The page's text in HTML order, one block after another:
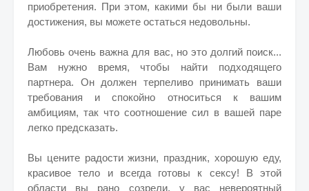
приобретения. При этом, какими бы ни были ваши
достижения, вы можете остаться недовольны.
Любовь очень важна для вас, но это долгий поиск...
Вам нужно время, чтобы найти подходящего
партнера. Он должен терпеливо принимать ваши
требования и спокойно относиться к вашим
амбициям, так что соотношение сил в вашей паре
легко предсказать.
Вы цените радости жизни, праздник, хорошую еду,
красивое тело и всегда готовы к сексу! В этой
области вы рано созрели, у вас невероятный